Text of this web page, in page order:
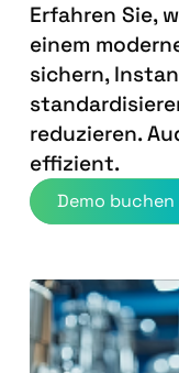
Erfahren Sie,
einem
sichern,
reduzieren.
effizient.
Demo buchen